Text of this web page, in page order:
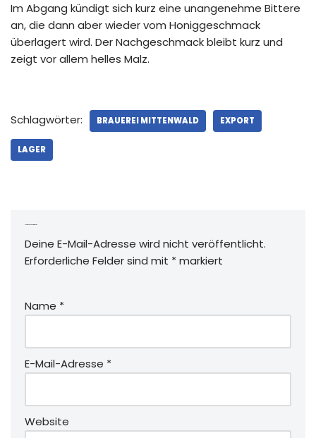
Im Abgang kündigt sich kurz eine unangenehme Bittere
an, die dann aber wieder vom Honiggeschmack
überlagert wird. Der Nachgeschmack bleibt kurz und
zeigt vor allem helles Malz.
Schlagwörter: BRAUEREI MITTENWALD EXPORT
LAGER
Deine E-Mail-Adresse wird nicht veröffentlicht.
Erforderliche Felder sind mit *markiert
Name *
E-Mail-Adresse *
Website